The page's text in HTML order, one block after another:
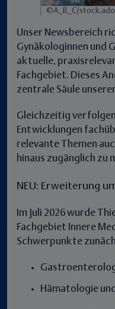
©A_B_C/
Unser Newsbereich
Gynäkologinnen und
aktuelle,
Fachgebiet. Dieses
zentrale Säule
Gleichzeitig
Entwicklungen
relevante Themen
hinaus zugänglich zu
NEU: Erweiterung
Im Juli 2026 wurde
Fachgebiet Innere
Schwerpunkte
Hämatologie